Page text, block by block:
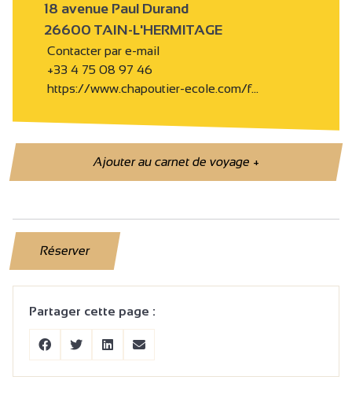
18 avenue Paul Durand
26600 TAIN-L'HERMITAGE
Contacter par e-mail
+33 4 75 08 97 46
https://www.chapoutier-ecole.com/f…
Ajouter au carnet de voyage+
Réserver
Partager cette page :